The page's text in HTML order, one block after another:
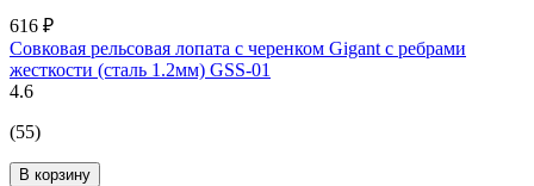
616 ₽
Совковая рельсовая лопата с черенком Gigant с ребрами
жесткости (сталь 1.2мм) GSS-01
4.6
(55)
В корзину